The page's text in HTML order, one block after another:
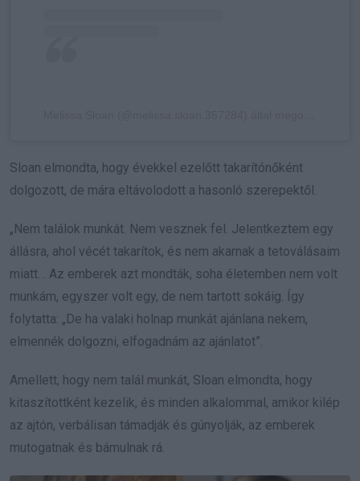
Sloan elmondta, hogy évekkel ezelőtt takarítónőként
dolgozott, de mára eltávolodott a hasonló szerepektől.
„Nem találok munkát. Nem vesznek fel. Jelentkeztem egy
állásra, ahol vécét takarítok, és nem akarnak a tetoválásaim
miatt… Az emberek azt mondták, soha életemben nem volt
munkám, egyszer volt egy, de nem tartott sokáig. Így
folytatta: „De ha valaki holnap munkát ajánlana nekem,
elmennék dolgozni, elfogadnám az ajánlatot”.
Amellett, hogy nem talál munkát, Sloan elmondta, hogy
kitaszítottként kezelik, és minden alkalommal, amikor kilép
az ajtón, verbálisan támadják és gúnyolják, az emberek
mutogatnak és bámulnak rá.